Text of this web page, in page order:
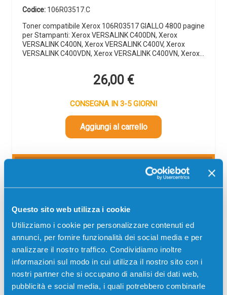
Questo sito web utilizza i cookie
Utilizziamo i cookie per personalizzare contenuti ed
annunci, per fornire funzionalità dei social media e per
analizzare il nostro traffico. Condividiamo inoltre
informazioni sul modo in cui utilizza il nostro sito con i
nostri partner che si occupano di analisi dei dati web,
pubblicità e social media, i quali potrebbero combinarle
Codice: 106R03517.C
Toner compatibile Xerox 106R03517 GIALLO 4800 pagine
per Stampanti: Xerox VERSALINK C400DN, Xerox
VERSALINK C400N, Xerox VERSALINK C400V, Xerox
VERSALINK C400VDN, Xerox VERSALINK C400VN, Xerox…
26,00 €
CONSEGNA IN 3-5 GIORNI
Aggiungi al carrello
giorni ore min
56
sec
visualizzare l'offerta